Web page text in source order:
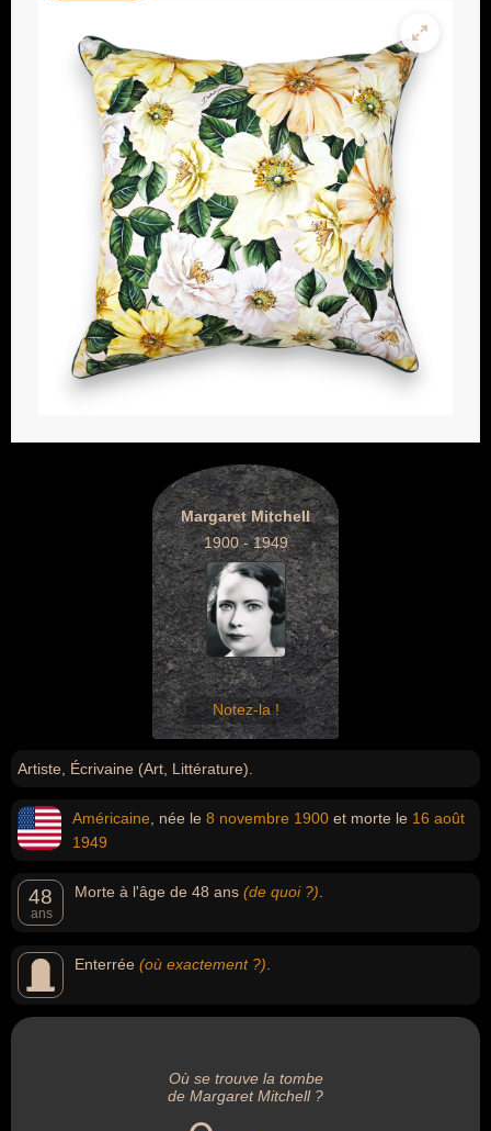
Margaret Mitchell
1900 - 1949
Notez-la !
Artiste, Écrivaine (Art, Littérature).
Américaine , née le 8 novembre 1900 et morte le 16 août
1949
48
ans
Morte à l'âge de 48 ans (de quoi ?)
Enterrée (où exactement ?)
Où se trouve la tombe
de Margaret Mitchell ?